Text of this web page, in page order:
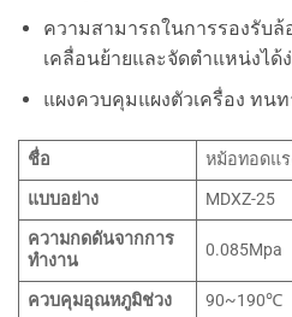
ความสามารถในการรองรับ
เคลื่อนย้ายและจัดตำแหน่งได้
แผงควบคุมแผงตัวเครื่อง ทนท
ชื่อ
หม้อทอดแ
แบบอย่าง
MDXZ-25
ความกดดันจากการ
ทำงาน
0.085Mpa
ควบคุมอุณหภูมิช่วง 90~190℃